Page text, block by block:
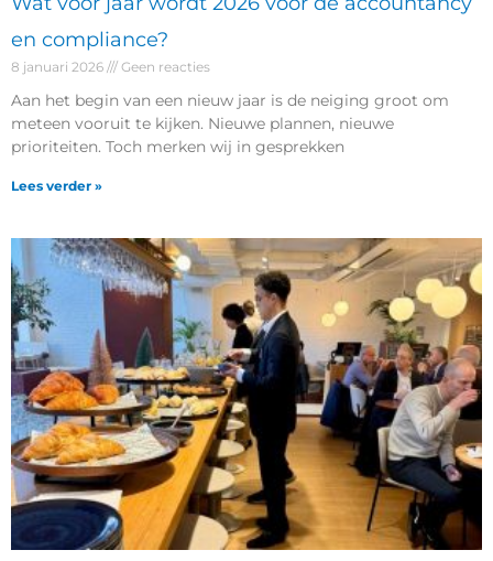
en compliance?
8 januari 2026 Geen reacties
Aan het begin van een nieuw jaar is de neiging groot om
meteen vooruit te kijken. Nieuwe plannen, nieuwe
prioriteiten. Toch merken wij in gesprekken
Lees verder »